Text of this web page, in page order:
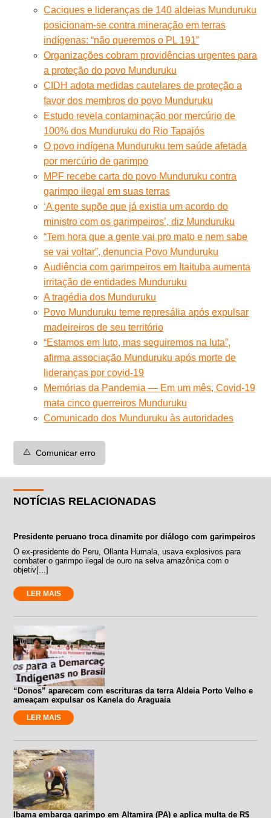
Caciques e lideranças de 140 aldeias Munduruku
posicionam-se contra mineração em terras
indígenas: “não queremos o PL 191”
Organizações cobram providências urgentes para
a proteção do povo Munduruku
CIDH adota medidas cautelares de proteção a
favor dos membros do povo Munduruku
Estudo revela contaminação por mercúrio de
100% dos Munduruku do Rio Tapajós
O povo indígena Munduruku tem saúde afetada
por mercúrio de garimpo
MPF recebe carta do povo Munduruku contra
garimpo ilegal em suas terras
‘A gente supõe que já existia um acordo do
ministro com os garimpeiros’, diz Munduruku
“Tem hora que a gente vai pro mato e nem sabe
se vai voltar”, denuncia Povo Munduruku
Audiência com garimpeiros em Itaituba aumenta
irritação de entidades Munduruku
A tragédia dos Munduruku
Povo Munduruku teme represália após expulsar
madeireiros de seu território
“Estamos em luto, mas seguiremos na luta”,
afirma associação Munduruku após morte de
lideranças por covid-19
Memórias da Pandemia — Em um mês, Covid-19
mata cinco guerreiros Munduruku
Comunicado dos Munduruku às autoridades
⚠️ Comunicar erro
NOTÍCIAS RELACIONADAS
Presidente peruano troca dinamite por diálogo com garimpeiros
O ex-presidente do Peru, Ollanta Humala, usava explosivos para
combater o garimpo ilegal de ouro na selva amazônica com o
objetiv[...]
LER MAIS
“Donos” aparecem com escrituras da terra Aldeia Porto Velho e
ameaçam expulsar os Kanela do Araguaia
LER MAIS
Ibama embarga garimpo em Altamira (PA) e aplica multa de R$